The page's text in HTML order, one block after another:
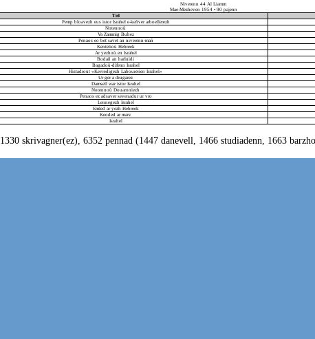
Niverenn 44 Al Liamm
Mae-Mezheven 1954 • 90 pajenn
Titl
Pemp bloavezh eus istor Israhel e-keñver arboellerezh
Notennoù
Va Zammig Buhez
Penaos eo bet savet an niverenn-mañ
Kentelioù Hebreek
Ar yezhoù en Israhel
Bodañ an harluidi
Bagadoù-difenn Israhel
Histadrout «Kevredigezh Labourerien Israhel»
Ur ger a drugarez
Damsell war istor Israhel
Notennoù Douaroniezh
Penaos ez adsaver sevenadur ur vro
Lennegezh Israhel
Emled ar yezh Hebreek
Keoded ar marv
Israhel
1330 skrivagner(ez), 6352 pennad (1447 danevell, 1466 studiadenn, 1663